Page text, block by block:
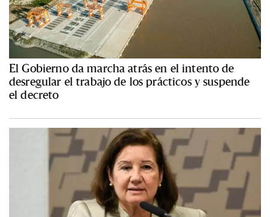
El Gobierno da marcha atrás en el intento de
desregular el trabajo de los prácticos y suspende
el decreto